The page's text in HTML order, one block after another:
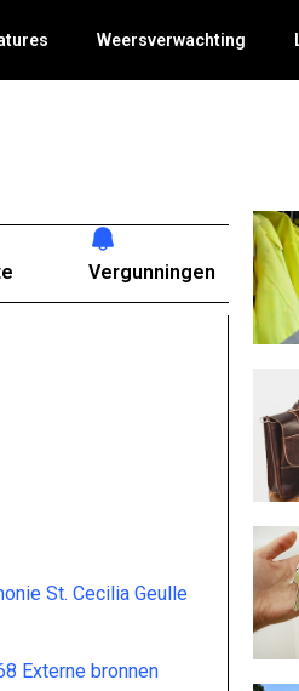
Weersverwachting
Vergunningen
St. Cecilia Geulle
Externe bronnen